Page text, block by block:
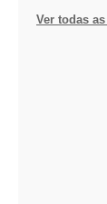
Ver todas